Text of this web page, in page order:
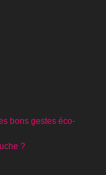
bons gestes éco-
?